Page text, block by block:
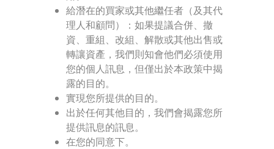
給潛在的買家或其他繼任者（及其代
理人和顧問）：如果提議合併、撤
資、重組、改組、解散或其他出售或
轉讓資產，我們則知會他們必須使用
您的個人訊息，但僅出於本政策中揭
露的目的。
實現您所提供的目的。
出於任何其他目的，我們會揭露您所
提供訊息的訊息。
在您的同意下。